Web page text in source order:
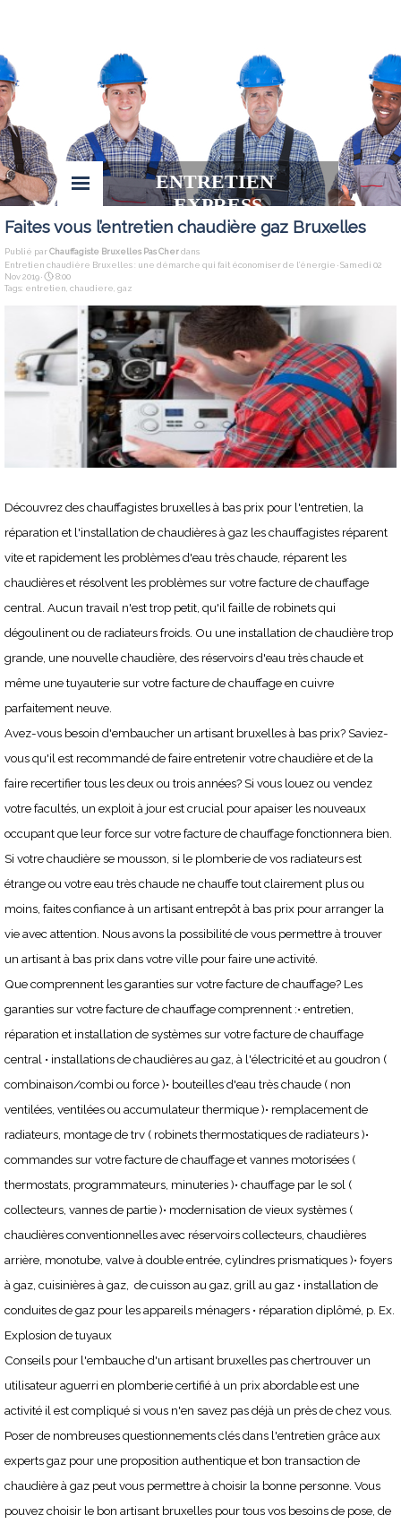
ENTRETIEN
EXPRESS
Faites vous l’entretien chaudière gaz Bruxelles
Publié parChauffagiste Bruxelles Pas Cherdans
Entretien chaudière Bruxelles : une démarche qui fait économiser de l’énergie · Samedi 02
Nov 2019 ·
8:00
Tags: entretien chaudiere gaz
Découvrez des chauffagistes bruxelles à bas prix pour l'entretien, la
réparation et l'installation de chaudières à gaz les chauffagistes réparent
vite et rapidement les problèmes d'eau très chaude, réparent les
chaudières et résolvent les problèmes sur votre facture de chauffage
central. Aucun travail n'est trop petit, qu'il faille de robinets qui
dégoulinent ou de radiateurs froids. Ou une installation de chaudière trop
grande, une nouvelle chaudière, des réservoirs d'eau très chaude et
même une tuyauterie sur votre facture de chauffage en cuivre
parfaitement neuve.
Avez-vous besoin d'embaucher un artisant bruxelles à bas prix? Saviez-
vous qu'il est recommandé de faire entretenir votre chaudière et de la
faire recertifier tous les deux ou trois années? Si vous louez ou vendez
votre facultés, un exploit à jour est crucial pour apaiser les nouveaux
occupant que leur force sur votre facture de chauffage fonctionnera bien.
Si votre chaudière se mousson, si le plomberie de vos radiateurs est
étrange ou votre eau très chaude ne chauffe tout clairement plus ou
moins, faites confiance à un artisant entrepôt à bas prix pour arranger la
vie avec attention. Nous avons la possibilité de vous permettre à trouver
un artisant à bas prix dans votre ville pour faire une activité.
Que comprennent les garanties sur votre facture de chauffage? Les
garanties sur votre facture de chauffage comprennent :• entretien,
réparation et installation de systèmes sur votre facture de chauffage
central • installations de chaudières au gaz, à l'électricité et au goudron (
combinaison/combi ou force )• bouteilles d'eau très chaude ( non
ventilées, ventilées ou accumulateur thermique )• remplacement de
radiateurs, montage de trv ( robinets thermostatiques de radiateurs )•
commandes sur votre facture de chauffage et vannes motorisées (
thermostats, programmateurs, minuteries )• chauffage par le sol (
collecteurs, vannes de partie )• modernisation de vieux systèmes (
chaudières conventionnelles avec réservoirs collecteurs, chaudières
arrière, monotube, valve à double entrée, cylindres prismatiques )• foyers
à gaz, cuisinières à gaz, de cuisson au gaz, grill au gaz • installation de
conduites de gaz pour les appareils ménagers • réparation diplômé, p. Ex.
Explosion de tuyaux
Conseils pour l'embauche d'un artisant bruxelles pas chertrouver un
utilisateur aguerri en plomberie certifié à un prix abordable est une
activité il est compliqué si vous n'en savez pas déjà un près de chez vous.
Poser de nombreuses questionnements clés dans l'entretien grâce aux
experts gaz pour une proposition authentique et bon transaction de
chaudière à gaz peut vous permettre à choisir la bonne personne. Vous
pouvez choisir le bon artisant bruxelles pour tous vos besoins de pose, de